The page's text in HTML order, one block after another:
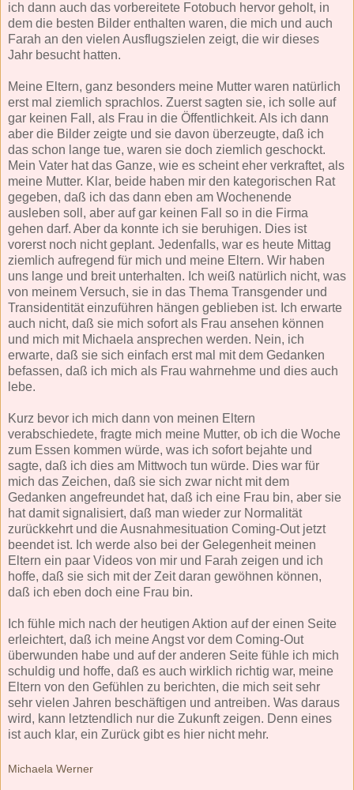
ich dann auch das vorbereitete Fotobuch hervor geholt, in
dem die besten Bilder enthalten waren, die mich und auch
Farah an den vielen Ausflugszielen zeigt, die wir dieses
Jahr besucht hatten.
Meine Eltern, ganz besonders meine Mutter waren natürlich
erst mal ziemlich sprachlos. Zuerst sagten sie, ich solle auf
gar keinen Fall, als Frau in die Öffentlichkeit. Als ich dann
aber die Bilder zeigte und sie davon überzeugte, daß ich
das schon lange tue, waren sie doch ziemlich geschockt.
Mein Vater hat das Ganze, wie es scheint eher verkraftet, als
meine Mutter. Klar, beide haben mir den kategorischen Rat
gegeben, daß ich das dann eben am Wochenende
ausleben soll, aber auf gar keinen Fall so in die Firma
gehen darf. Aber da konnte ich sie beruhigen. Dies ist
vorerst noch nicht geplant. Jedenfalls, war es heute Mittag
ziemlich aufregend für mich und meine Eltern. Wir haben
uns lange und breit unterhalten. Ich weiß natürlich nicht, was
von meinem Versuch, sie in das Thema Transgender und
Transidentität einzuführen hängen geblieben ist. Ich erwarte
auch nicht, daß sie mich sofort als Frau ansehen können
und mich mit Michaela ansprechen werden. Nein, ich
erwarte, daß sie sich einfach erst mal mit dem Gedanken
befassen, daß ich mich als Frau wahrnehme und dies auch
lebe.
Kurz bevor ich mich dann von meinen Eltern
verabschiedete, fragte mich meine Mutter, ob ich die Woche
zum Essen kommen würde, was ich sofort bejahte und
sagte, daß ich dies am Mittwoch tun würde. Dies war für
mich das Zeichen, daß sie sich zwar nicht mit dem
Gedanken angefreundet hat, daß ich eine Frau bin, aber sie
hat damit signalisiert, daß man wieder zur Normalität
zurückkehrt und die Ausnahmesituation Coming-Out jetzt
beendet ist. Ich werde also bei der Gelegenheit meinen
Eltern ein paar Videos von mir und Farah zeigen und ich
hoffe, daß sie sich mit der Zeit daran gewöhnen können,
daß ich eben doch eine Frau bin.
Ich fühle mich nach der heutigen Aktion auf der einen Seite
erleichtert, daß ich meine Angst vor dem Coming-Out
überwunden habe und auf der anderen Seite fühle ich mich
schuldig und hoffe, daß es auch wirklich richtig war, meine
Eltern von den Gefühlen zu berichten, die mich seit sehr
sehr vielen Jahren beschäftigen und antreiben. Was daraus
wird, kann letztendlich nur die Zukunft zeigen. Denn eines
ist auch klar, ein Zurück gibt es hier nicht mehr.
Michaela Werner